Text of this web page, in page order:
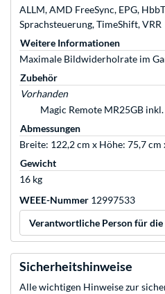
ALLM, AMD FreeSync, EPG,
Sprachsteuerung, TimeShift, VRR
Weitere Informationen
Maximale Bildwiderholrate im
Zubehör
Vorhanden
Magic Remote MR25GB
Abmessungen
Breite: 122,2 cm x Höhe: 75,7 cm
Gewicht
16 kg
WEEE-Nummer 12997533
Verantwortliche Person für die
Sicherheitshinweise
Alle wichtigen Hinweise zur